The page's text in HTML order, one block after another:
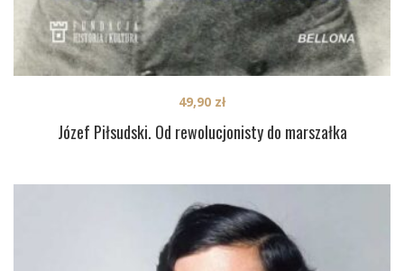
Józef Piłsudski. Od rewolucjonisty do marszałka
49,90 zł